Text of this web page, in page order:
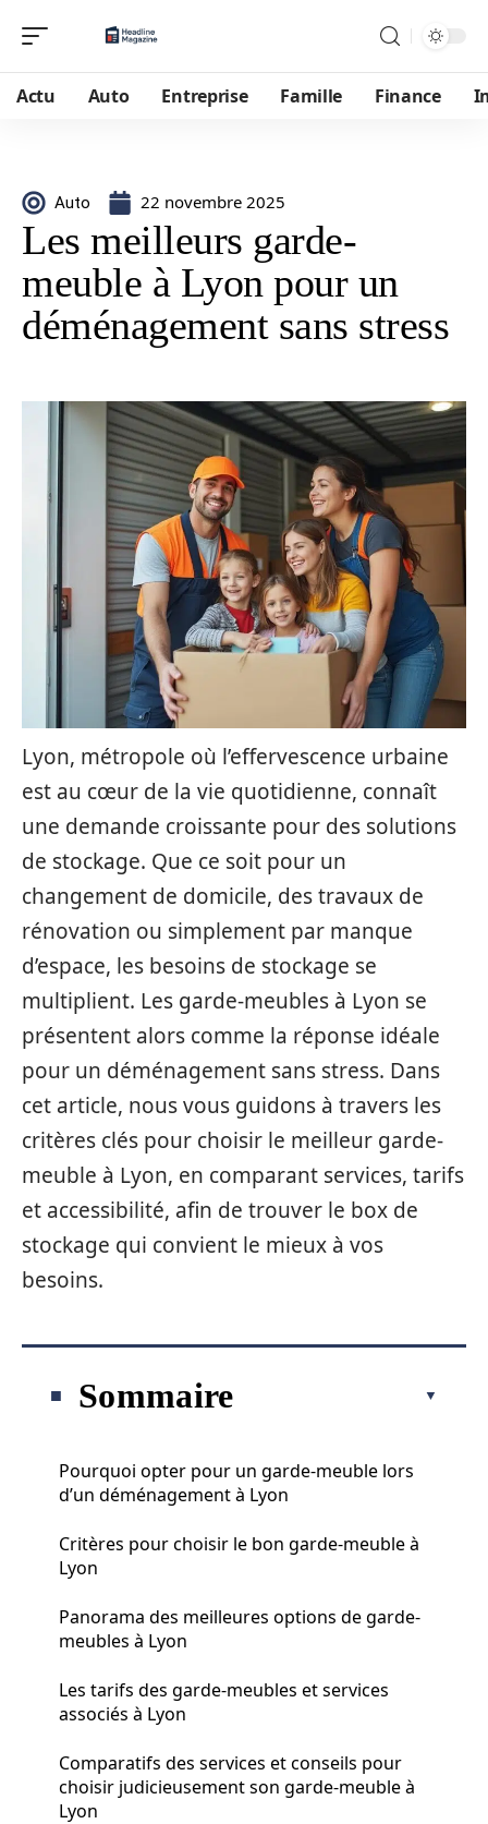
Actu Auto Entreprise Famille Finance
Auto 22 novembre 2025
Les meilleurs garde-
meuble à Lyon pour un
déménagement sans stress
Lyon, métropole où l’effervescence urbaine
est au cœur de la vie quotidienne, connaît
une demande croissante pour des solutions
de stockage. Que ce soit pour un
changement de domicile, des travaux de
rénovation ou simplement par manque
d’espace, les besoins de stockage se
multiplient. Les garde-meubles à Lyon se
présentent alors comme la réponse idéale
pour un déménagement sans stress. Dans
cet article, nous vous guidons à travers les
critères clés pour choisir le meilleur garde-
meuble à Lyon, en comparant services, tarifs
et accessibilité, afin de trouver le box de
stockage qui convient le mieux à vos
besoins.
Sommaire
Pourquoi opter pour un garde-meuble lors
d’un déménagement à Lyon
Critères pour choisir le bon garde-meuble à
Lyon
Panorama des meilleures options de garde-
meubles à Lyon
Les tarifs des garde-meubles et services
associés à Lyon
Comparatifs des services et conseils pour
choisir judicieusement son garde-meuble à
Lyon